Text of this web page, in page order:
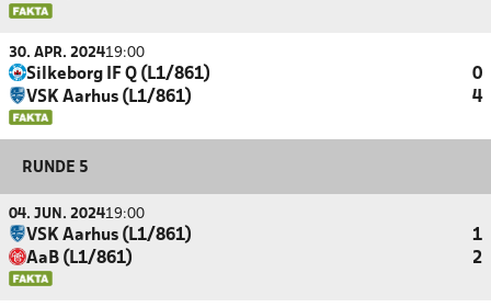
30. APR. 202419:00
Silkeborg IF Q (L1/861)
0
VSK Aarhus (L1/861)
4
RUNDE 5
04. JUN. 202419:00
VSK Aarhus (L1/861)
1
AaB (L1/861)
2